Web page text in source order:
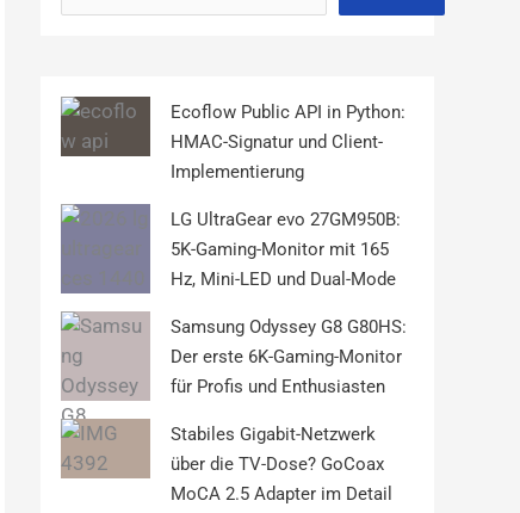
Ecoflow Public API in Python:
HMAC-Signatur und Client-
Implementierung
LG UltraGear evo 27GM950B:
5K-Gaming-Monitor mit 165
Hz, Mini-LED und Dual-Mode
Samsung Odyssey G8 G80HS:
Der erste 6K-Gaming-Monitor
für Profis und Enthusiasten
Stabiles Gigabit-Netzwerk
über die TV-Dose? GoCoax
MoCA 2.5 Adapter im Detail